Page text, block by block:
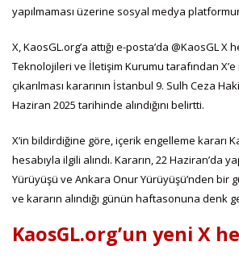
yapılmaması üzerine sosyal medya
X, KaosGL.org’a attığı e-posta’da @KaosGL X
Teknolojileri ve İletişim Kurumu tarafından
çıkarılması kararının İstanbul 9. Sulh Ceza
Haziran 2025 tarihinde alındığını belirtti.
X’in bildirdiğine göre, içerik engelleme kararı
hesabıyla ilgili alındı. Kararın, 22 Haziran’da
Yürüyüşü ve Ankara Onur Yürüyüşü’nden bir
ve kararın alındığı günün haftasonuna denk
KaosGL.org’un yeni X